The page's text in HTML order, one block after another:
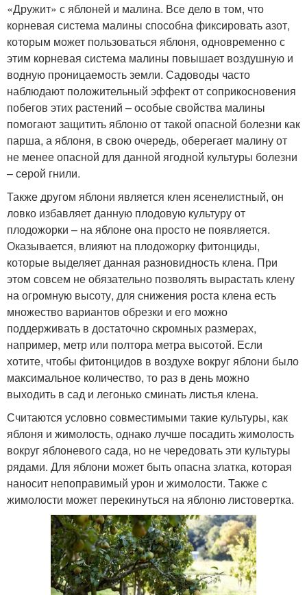
«Дружит» с яблоней и малина. Все дело в том, что
корневая система малины способна фиксировать азот,
которым может пользоваться яблоня, одновременно с
этим корневая система малины повышает воздушную и
водную проницаемость земли. Садоводы часто
наблюдают положительный эффект от соприкосновения
побегов этих растений – особые свойства малины
помогают защитить яблоню от такой опасной болезни как
парша, а яблоня, в свою очередь, оберегает малину от
не менее опасной для данной ягодной культуры болезни
– серой гнили.
Также другом яблони является клен ясенелистный, он
ловко избавляет данную плодовую культуру от
плодожорки – на яблоне она просто не появляется.
Оказывается, влияют на плодожорку фитонциды,
которые выделяет данная разновидность клена. При
этом совсем не обязательно позволять вырастать клену
на огромную высоту, для снижения роста клена есть
множество вариантов обрезки и его можно
поддерживать в достаточно скромных размерах,
например, метр или полтора метра высотой. Если
хотите, чтобы фитонцидов в воздухе вокруг яблони было
максимальное количество, то раз в день можно
выходить в сад и легонько сминать листья клена.
Считаются условно совместимыми такие культуры, как
яблоня и жимолость, однако лучше посадить жимолость
вокруг яблоневого сада, но не чередовать эти культуры
рядами. Для яблони может быть опасна златка, которая
наносит непоправимый урон и жимолости. Также с
жимолости может перекинуться на яблоню листовертка.